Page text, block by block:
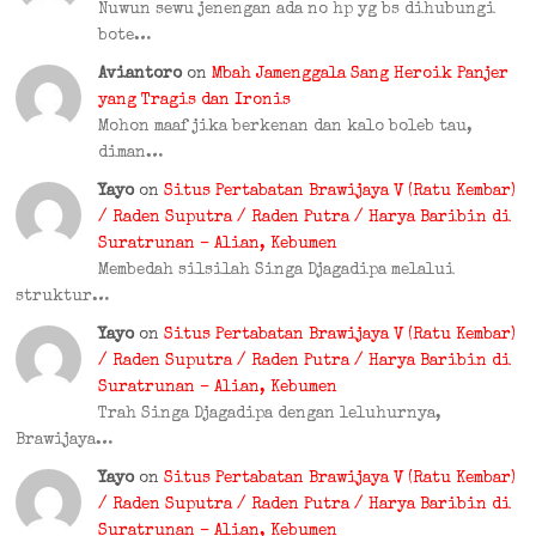
Nuwun sewu jenengan ada no hp yg bs dihubungi
bote…
Aviantoro on Mbah Jamenggala Sang Heroik Panjer
yang Tragis dan Ironis
Mohon maaf jika berkenan dan kalo boleb tau,
diman…
Yayo on Situs Pertabatan Brawijaya V (Ratu Kembar)
/ Raden Suputra / Raden Putra / Harya Baribin di
Suratrunan – Alian, Kebumen
Membedah silsilah Singa Djagadipa melalui
struktur…
Yayo on Situs Pertabatan Brawijaya V (Ratu Kembar)
/ Raden Suputra / Raden Putra / Harya Baribin di
Suratrunan – Alian, Kebumen
Trah Singa Djagadipa dengan leluhurnya,
Brawijaya…
Yayo on Situs Pertabatan Brawijaya V (Ratu Kembar)
/ Raden Suputra / Raden Putra / Harya Baribin di
Suratrunan – Alian, Kebumen